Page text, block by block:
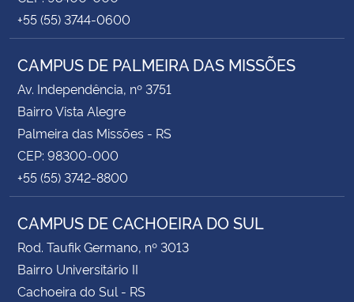
+55 (55) 3744-0600
CAMPUS DE PALMEIRA DAS MISSÕES
Av. Independência, nº 3751
Bairro Vista Alegre
Palmeira das Missões - RS
CEP: 98300-000
+55 (55) 3742-8800
CAMPUS DE CACHOEIRA DO SUL
Rod. Taufik Germano, nº 3013
Bairro Universitário II
Cachoeira do Sul - RS